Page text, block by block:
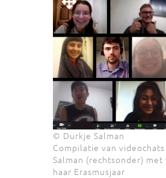
© Durkje Salman
Compilatie van
Salman (rechtsonder)
haar Erasmusjaar